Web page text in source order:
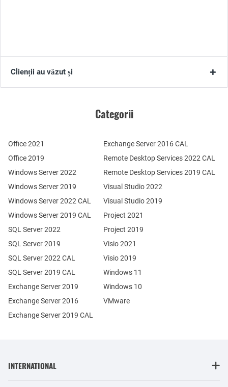
Clienții au văzut și
Categorii
Office 2021
Office 2019
Windows Server 2022
Windows Server 2019
Exchange Server 2019
Exchange Server 2016
SQL Server 2022
SQL Server 2019
Windows Server 2022 CAL
Windows Server 2019 CAL
SQL Server 2022 CAL
SQL Server 2019 CAL
Remote Desktop Services 2022 CAL
Remote Desktop Services 2019 CAL
Exchange Server 2019 CAL
Exchange Server 2016 CAL
Visual Studio 2022
Visual Studio 2019
Project 2021
Project 2019
Visio 2021
Visio 2019
Windows 11
Windows 10
VMware
INTERNATIONAL